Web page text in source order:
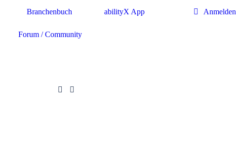
Branchenbuch abilityX App
Forum / Community
Anmelden